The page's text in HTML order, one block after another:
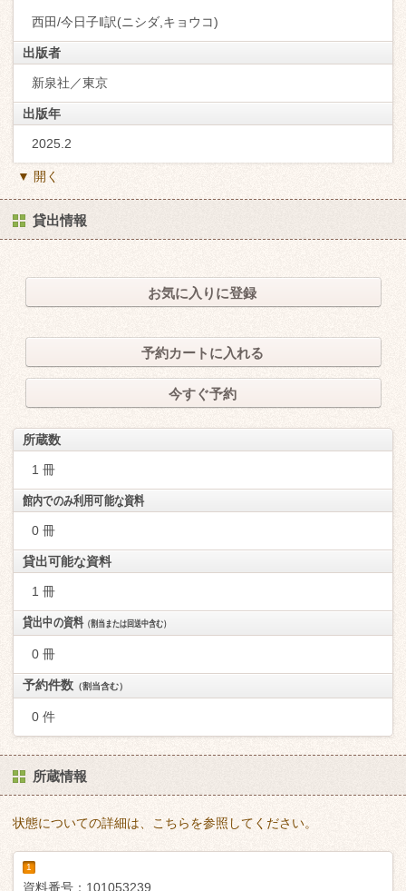
西田/今日子‖訳(ニシダ,キョウコ)
出版者
新泉社／東京
出版年
2025.2
▼ 開く
貸出情報
お気に入りに登録
予約カートに入れる
今すぐ予約
所蔵数
1 冊
館内でのみ利用可能な資料
0 冊
貸出可能な資料
1 冊
貸出中の資料（割当または回送中含む）
0 冊
予約件数 （割当含む）
0 件
所蔵情報
状態についての詳細は、こちらを参照してください。
1
資料番号： 101053239